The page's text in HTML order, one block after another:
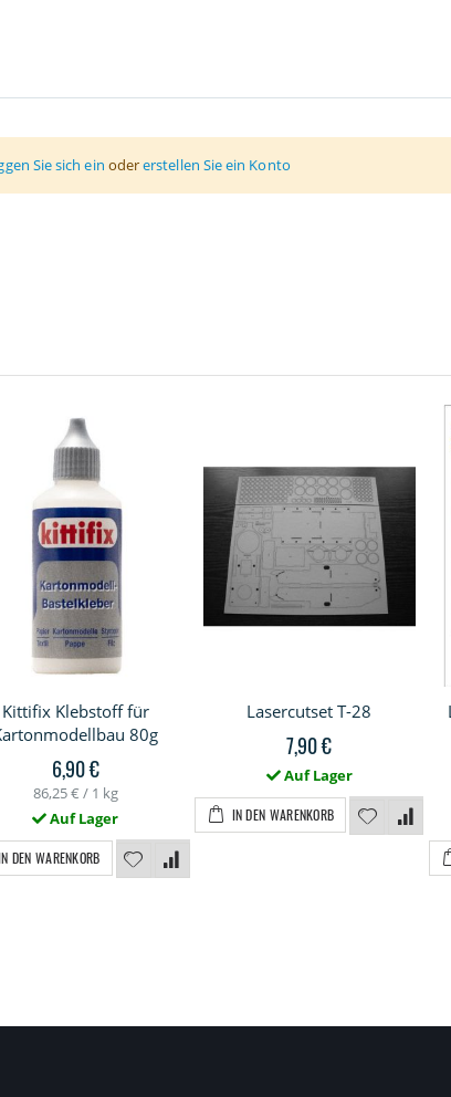
Sie sich ein odererstellen Sie ein Konto
Kittifix Klebstoff für
80g
6,90 €
86,25 € / 1 kg
Auf Lager
DEN WARENKORB
Lasercutset T-28
7,90 €
Auf Lager
IN DEN WARENKORB